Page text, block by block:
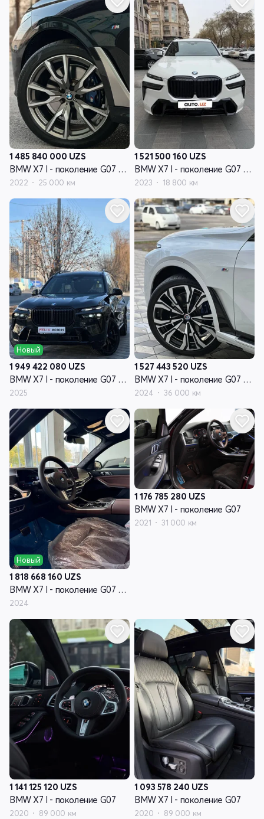
1 485 840 000 UZS
BMW X7 I - поколение G07 рестайлинг
2022 25 000 км
1 521 500 160 UZS
BMW X7 I - поколение G07 рестайлинг
2023 18 800 км
Новый
1 949 422 080 UZS
BMW X7 I - поколение G07 рестайлинг
2025
1 527 443 520 UZS
BMW X7 I - поколение G07 рестайлинг
2024 36 000 км
Новый
1 818 668 160 UZS
BMW X7 I - поколение G07 рестайлинг
2024
1 176 785 280 UZS
BMW X7 I - поколение G07
2021 31 000 км
1 141 125 120 UZS
BMW X7 I - поколение G07
2020 89 000 км
1 093 578 240 UZS
BMW X7 I - поколение G07
2020 89 000 км